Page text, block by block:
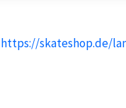
https://skateshop.de/